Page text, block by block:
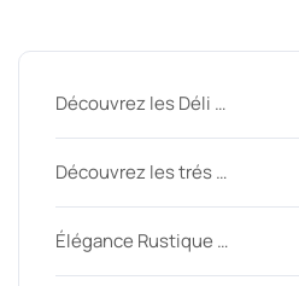
Découvrez les Déli …
Découvrez les trés …
Élégance Rustique …